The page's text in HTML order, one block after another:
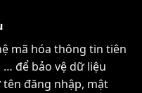
mã hóa thông tin tiên
… để bảo vệ dữ liệu
đăng nhập, mật